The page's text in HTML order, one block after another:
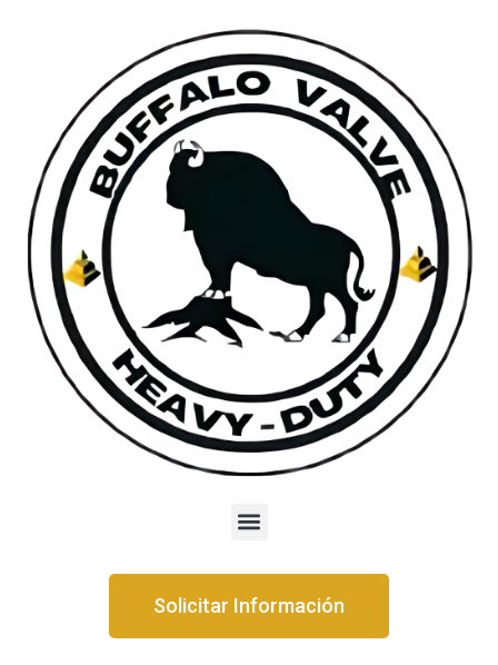
Solicitar Información